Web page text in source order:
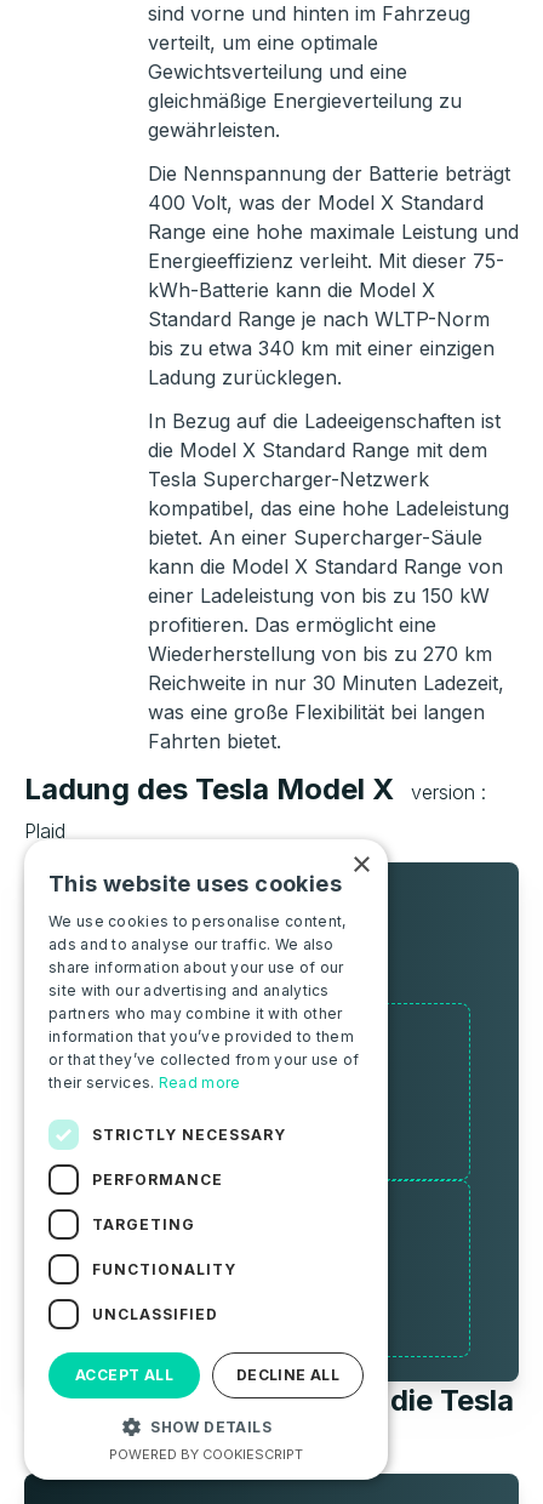
sind vorne und hinten im Fahrzeug
verteilt, um eine optimale
Gewichtsverteilung und eine
gleichmäßige Energieverteilung zu
gewährleisten.
Die Nennspannung der Batterie beträgt
400 Volt, was der Model X Standard
Range eine hohe maximale Leistung und
Energieeffizienz verleiht. Mit dieser 75-
kWh-Batterie kann die Model X
Standard Range je nach WLTP-Norm
bis zu etwa 340 km mit einer einzigen
Ladung zurücklegen.
In Bezug auf die Ladeeigenschaften ist
die Model X Standard Range mit dem
Tesla Supercharger-Netzwerk
kompatibel, das eine hohe Ladeleistung
bietet. An einer Supercharger-Säule
kann die Model X Standard Range von
einer Ladeleistung von bis zu 150 kW
profitieren. Das ermöglicht eine
Wiederherstellung von bis zu 270 km
Reichweite in nur 30 Minuten Ladezeit,
was eine große Flexibilität bei langen
Fahrten bietet.
Ladung des Tesla Model X
version :
Plaid
Typ
Aufladezeit
Normale Ladung (AC)
16.5kW
4h54
Tesla EU
Kosten für die Gebühr für die Tesla
Model X
×
This website uses cookies
We use cookies to personalise content,
ads and to analyse our traffic. We also
share information about your use of our
site with our advertising and analytics
partners who may combine it with other
information that you’ve provided to them
or that they’ve collected from your use of
their services. Read more
STRICTLY NECESSARY
PERFORMANCE
TARGETING
FUNCTIONALITY
UNCLASSIFIED
ACCEPT ALL DECLINE ALL
SHOW DETAILS
POWERED BY COOKIESCRIPT